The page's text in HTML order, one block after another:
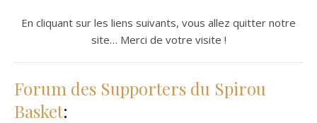
En cliquant sur les liens suivants, vous allez quitter notre
site… Merci de votre visite !
Forum des Supporters du Spirou
Basket: